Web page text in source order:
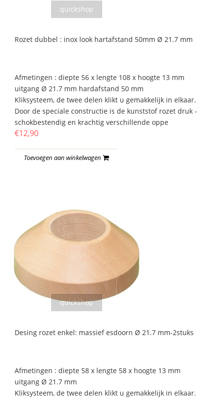
quickshop
Rozet dubbel : inox look hartafstand 50mm Ø 21.7 mm
Afmetingen : diepte 56 x lengte 108 x hoogte 13 mm
uitgang Ø 21.7 mm hardafstand 50 mm
Kliksysteem, de twee delen klikt u gemakkelijk in elkaar.
Door de speciale constructie is de kunststof rozet druk -
schokbestendig en krachtig verschillende oppe
€12,90
Toevoegen aan winkelwagen
quickshop
Desing rozet enkel: massief esdoorn Ø 21.7 mm-2stuks
Afmetingen : diepte 58 x lengte 58 x hoogte 13 mm
uitgang Ø 21.7 mm
Kliksysteem, de twee delen klikt u gemakkelijk in elkaar.